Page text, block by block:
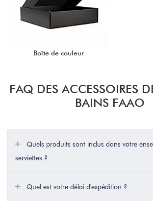
Boîte de couleur
FAQ DES ACCESSOIRES
BAINS FAAO
Quels produits sont inclus dans votre
serviettes ?
Quel est votre délai d'expédition ?